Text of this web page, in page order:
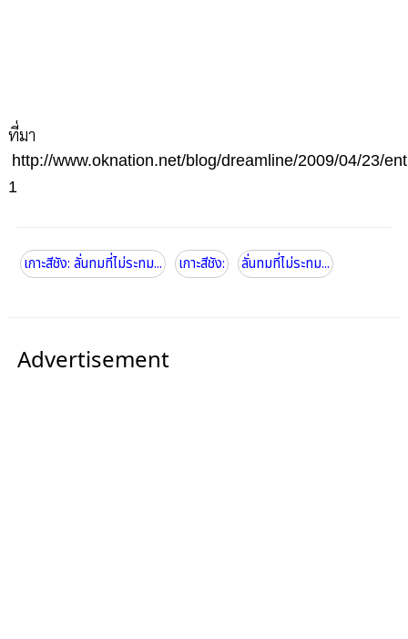
ที่มา
http://www.oknation.net/blog/dreamline/2009/04/23/
1
เกาะสีชัง: ลั่นทมที่ไม่ระทม... เกาะสีชัง: ลั่นทมที่ไม่ระทม...
Advertisement